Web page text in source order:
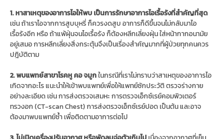
1. หาสาเหตุของอาการไอให้พบ เป็นการรักษาอาการไอเรื้อรังที่สำคัญที่สุด
เช่น ถ้าเราไอจากการสูบบุหรี่ ก็ควรงดสูบ อาการก็ดีขึ้นจนไม่กลับมาไอ
เรื้อรังอีก หรือ ถ้าแพ้ฝุ่นจนไอเรื้อรัง ก็ต้องหลีกเลี่ยงฝุ่น ใส่หน้ากากอนามัย
อยู่เสมอ การหลีกเลี่ยงสิ่งกระตุ้นจึงเป็นเรื่องสำคัญมากที่ผู้ป่วยทุกคนควร
ปฎิบัติตาม
2. พบแพทย์สาขาโรคหู คอ จมูกในกรณีที่เราไม่ทราบว่าสาเหตุของอาการไอ
เกิดจากอะไร แนะนำให้เข้าพบแพทย์เพื่อให้แพทย์ซักประวัติ ตรวจร่างกาย
อย่างละเอียด เช่น การส่งตรวจเสมหะ การตรวจเอ็กซ์เรย์คอมพิวเตอร์
ทรวงอก (CT-scan Chest) การส่งตรวจเอ็กซ์เรย์ปอด เป็นต้น และอาจ
ต้องมาพบแพทย์ซ้ำ เพื่อติดตามอาการต่อไป